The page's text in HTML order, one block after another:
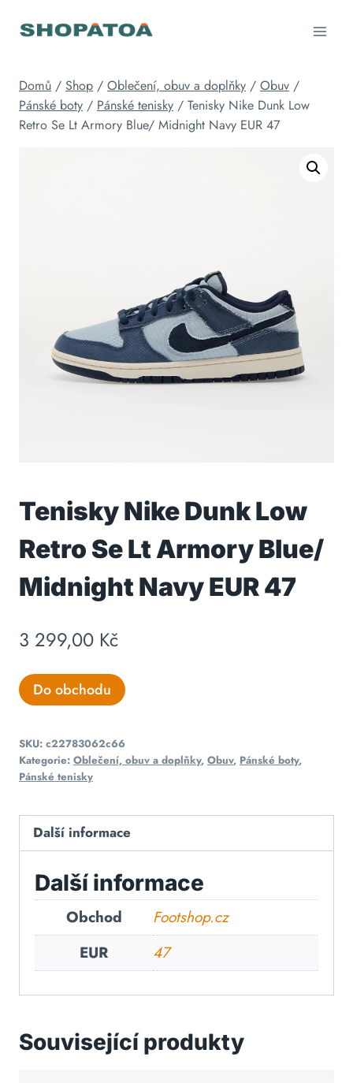
Domů / Shop / Oblečení, obuv a doplňky / Obuv /
Pánské boty / Pánské tenisky / Tenisky Nike Dunk Low
Retro Se Lt Armory Blue/ Midnight Navy EUR 47
Tenisky Nike Dunk Low
Retro Se Lt Armory Blue/
Midnight Navy EUR 47
3 299,00 Kč
Do obchodu
SKU: c22783062c66
Kategorie: Oblečení, obuv a doplňky, Obuv, Pánské boty,
Pánské tenisky
Další informace
Další informace
Obchod
Footshop.cz
EUR
47
Související produkty